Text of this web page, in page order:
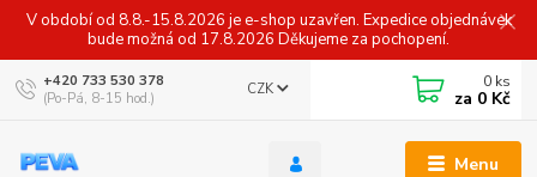
V období od 8.8.-15.8.2026 je e-shop uzavřen. Expedice objednávek
bude možná od 17.8.2026 Děkujeme za pochopení.
Menu
CZK
+420 733 530 378
(Po-Pá, 8-15 hod.)
0 ks
za 0 Kč